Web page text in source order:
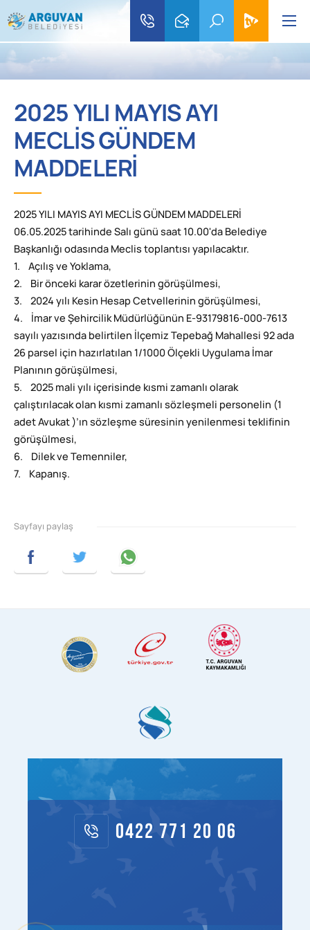
2025 YILI MAYIS AYI
MECLİS GÜNDEM
MADDELERİ
2025 YILI MAYIS AYI MECLİS GÜNDEM MADDELERİ
06.05.2025 tarihinde Salı günü saat 10.00'da Belediye
Başkanlığı odasında Meclis toplantısı yapılacaktır.
1. Açılış ve Yoklama,
2. Bir önceki karar özetlerinin görüşülmesi,
3. 2024 yılı Kesin Hesap Cetvellerinin görüşülmesi,
4. İmar ve Şehircilik Müdürlüğünün E-93179816-000-7613
sayılı yazısında belirtilen İlçemiz Tepebağ Mahallesi 92 ada
26 parsel için hazırlatılan 1/1000 Ölçekli Uygulama İmar
Planının görüşülmesi,
5. 2025 mali yılı içerisinde kısmi zamanlı olarak
çalıştırılacak olan kısmi zamanlı sözleşmeli personelin (1
adet Avukat )’ın sözleşme süresinin yenilenmesi teklifinin
görüşülmesi,
6. Dilek ve Temenniler,
7. Kapanış.
Sayfayı paylaş
0422 771 20 06